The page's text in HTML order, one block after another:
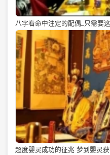
八字看命中注定的配偶_只需要
超度婴灵成功的征兆 梦到婴灵